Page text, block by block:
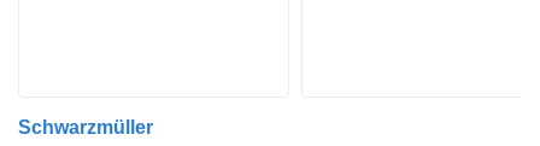
Schwarzmüller